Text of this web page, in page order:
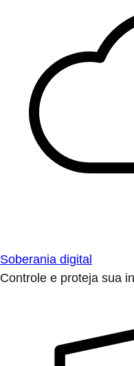
Soberania digital
Controle e proteja sua